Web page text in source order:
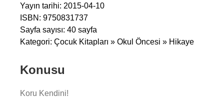
Yayın tarihi: 2015-04-10
ISBN: 9750831737
Sayfa sayısı: 40 sayfa
Kategori: Çocuk Kitapları » Okul Öncesi » Hikaye
Konusu
Koru Kendini!